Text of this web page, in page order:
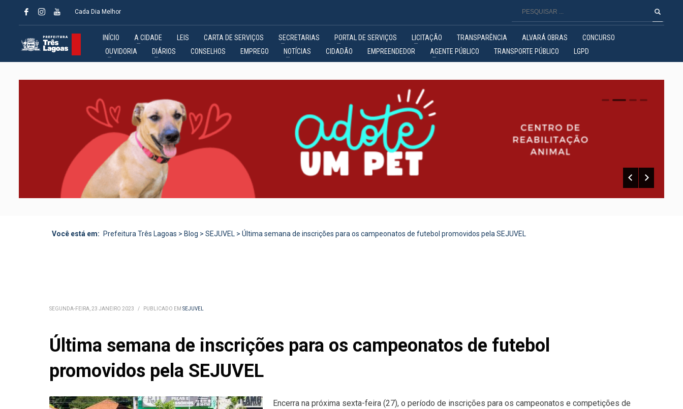
Cada Dia Melhor
INÍCIO A CIDADE LEIS CARTA DE SERVIÇOS SECRETARIAS PORTAL DE SERVIÇOS LICITAÇÃO TRANSPARÊNCIA ALVARÁ OBRAS
CONCURSO
OUVIDORIA
DIÁRIOS CONSELHOS EMPREGO NOTÍCIAS CIDADÃO EMPREENDEDOR AGENTE PÚBLICO TRANSPORTE PÚBLICO LGPD
0 1 2
Você está em: Prefeitura Três Lagoas > Blog > SEJUVEL > Última semana de inscrições para os campeonatos de futebol promovidos pela SEJUVEL
SEGUNDA-FEIRA, 23 JANEIRO 2023 / PUBLICADO EM SEJUVEL
Última semana de inscrições para os campeonatos de futebol
promovidos pela SEJUVEL
Encerra na próxima sexta-feira (27), o período de inscrições para os campeonatos e competições de